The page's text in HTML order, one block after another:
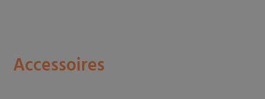
Accessoires